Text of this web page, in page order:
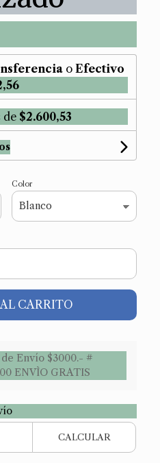
o Efectivo
de $2.600,53
Color
CARRITO
Envío $3000.- #
ENVÌO GRATIS
CALCULAR